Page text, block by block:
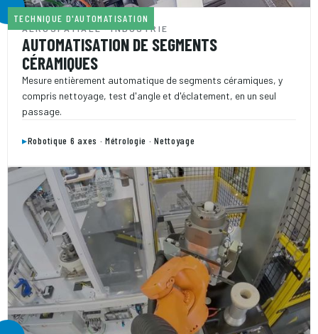
TECHNIQUE D'AUTOMATISATION
AÉROSPATIALE · INDUSTRIE
AUTOMATISATION DE SEGMENTS
CÉRAMIQUES
Mesure entièrement automatique de segments céramiques, y
compris nettoyage, test d'angle et d'éclatement, en un seul
passage.
▸Robotique 6 axes · Métrologie · Nettoyage